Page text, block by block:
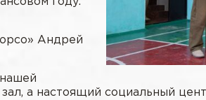
Андрей
а настоящий социальный